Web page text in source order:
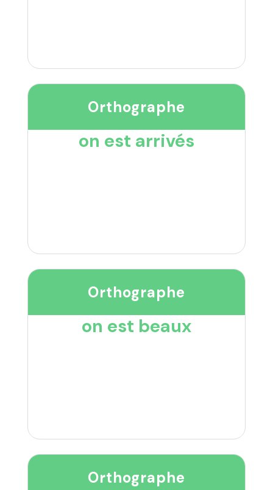
Orthographe
on est arrivés
Orthographe
on est beaux
Orthographe